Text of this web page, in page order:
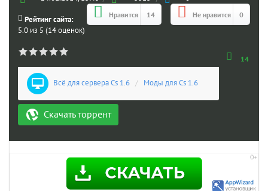
Нравится 14 Не нравится 0
Рейтинг сайта:
5.0 из 5 (14 оценок)
14
Всё для сервера Cs 1.6 / Моды для Cs 1.6
Скачать торрент